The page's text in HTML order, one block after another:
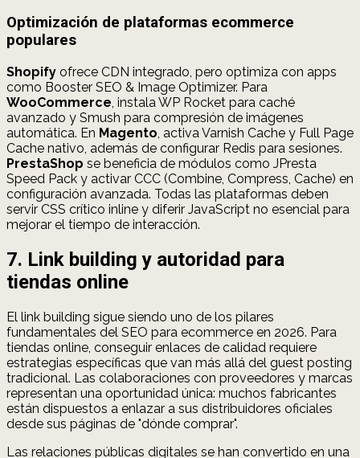
Optimización de plataformas ecommerce
populares
Shopify ofrece CDN integrado, pero optimiza con apps
como Booster SEO & Image Optimizer. Para
WooCommerce, instala WP Rocket para caché
avanzado y Smush para compresión de imágenes
automática. En Magento, activa Varnish Cache y Full Page
Cache nativo, además de configurar Redis para sesiones.
PrestaShop se beneficia de módulos como JPresta
Speed Pack y activar CCC (Combine, Compress, Cache) en
configuración avanzada. Todas las plataformas deben
servir CSS crítico inline y diferir JavaScript no esencial para
mejorar el tiempo de interacción.
7. Link building y autoridad para
tiendas online
El link building sigue siendo uno de los pilares
fundamentales del SEO para ecommerce en 2026. Para
tiendas online, conseguir enlaces de calidad requiere
estrategias específicas que van más allá del guest posting
tradicional. Las colaboraciones con proveedores y marcas
representan una oportunidad única: muchos fabricantes
están dispuestos a enlazar a sus distribuidores oficiales
desde sus páginas de "dónde comprar".
Las relaciones públicas digitales se han convertido en una